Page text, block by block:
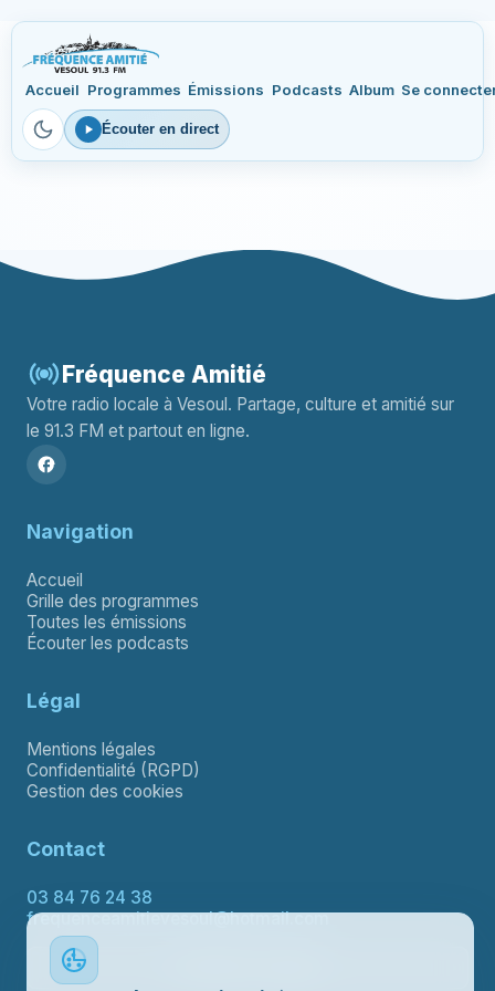
Accueil Programmes Émissions Podcasts Album Se
Écouter en direct
Fréquence Amitié
Votre radio locale à Vesoul. Partage, culture et amitié sur
le 91.3 FM et partout en ligne.
Navigation
Accueil
Grille des programmes
Toutes les émissions
Écouter les podcasts
Légal
Mentions légales
Confidentialité (RGPD)
Gestion des cookies
Contact
03 84 76 24 38
frequenceamitievesoul@hotmail.com